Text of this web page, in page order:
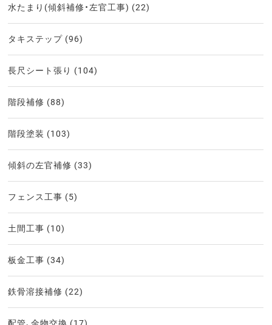
水たまり(傾斜補修・左官工事) (22)
タキステップ (96)
長尺シート張り (104)
階段補修 (88)
階段塗装 (103)
傾斜の左官補修 (33)
フェンス工事 (5)
土間工事 (10)
板金工事 (34)
鉄骨溶接補修 (22)